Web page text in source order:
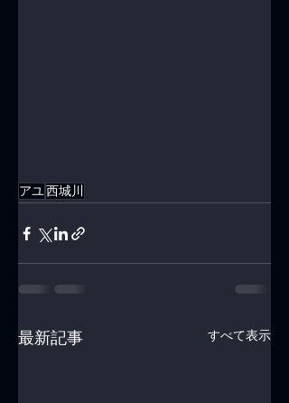
アユ西城川
最新記事 すべて表示